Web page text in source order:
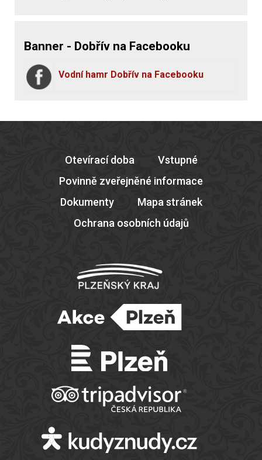
Banner - Dobřív na Facebooku
Vodní hamr Dobřív na Facebooku
Otevírací doba
Vstupné
Povinně zveřejněné informace
Dokumenty
Mapa stránek
Ochrana osobních údajů